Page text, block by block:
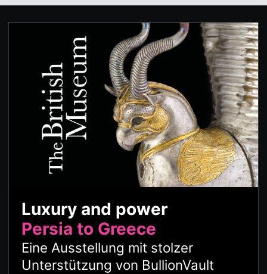
Luxury and power
Persia to Greece
Eine Ausstellung mit stolzer
Unterstützung von BullionVault